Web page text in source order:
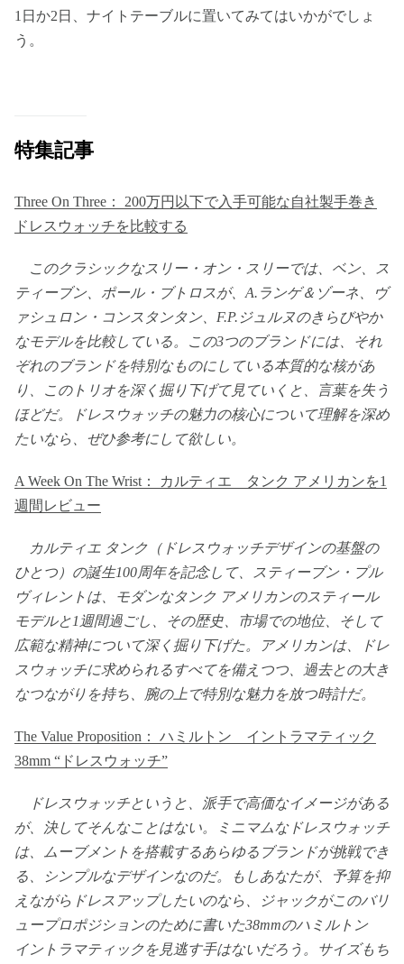
1日か2日、ナイトテーブルに置いてみてはいかがでしょ
う。
特集記事
Three On Three： 200万円以下で入手可能な自社製手巻き
ドレスウォッチを比較する
このクラシックなスリー・オン・スリーでは、ベン、ス
ティーブン、ポール・ブトロスが、A.ランゲ＆ゾーネ、ヴ
ァシュロン・コンスタンタン、F.P.ジュルヌのきらびやか
なモデルを比較している。この3つのブランドには、それ
ぞれのブランドを特別なものにしている本質的な核があ
り、このトリオを深く掘り下げて見ていくと、言葉を失う
ほどだ。ドレスウォッチの魅力の核心について理解を深め
たいなら、ぜひ参考にして欲しい。
A Week On The Wrist： カルティエ タンク アメリカンを1
週間レビュー
カルティエ タンク（ドレスウォッチデザインの基盤の
ひとつ）の誕生100周年を記念して、スティーブン・プル
ヴィレントは、モダンなタンク アメリカンのスティール
モデルと1週間過ごし、その歴史、市場での地位、そして
広範な精神について深く掘り下げた。アメリカンは、ドレ
スウォッチに求められるすべてを備えつつ、過去との大き
なつながりを持ち、腕の上で特別な魅力を放つ時計だ。
The Value Proposition： ハミルトン イントラマティック
38mm “ドレスウォッチ”
ドレスウォッチというと、派手で高価なイメージがある
が、決してそんなことはない。ミニマムなドレスウォッチ
は、ムーブメントを搭載するあらゆるブランドが挑戦でき
る、シンプルなデザインなのだ。もしあなたが、予算を抑
えながらドレスアップしたいのなら、ジャックがこのバリ
ュープロポジションのために書いた38mmのハミルトン
イントラマティックを見逃す手はないだろう。サイズもち